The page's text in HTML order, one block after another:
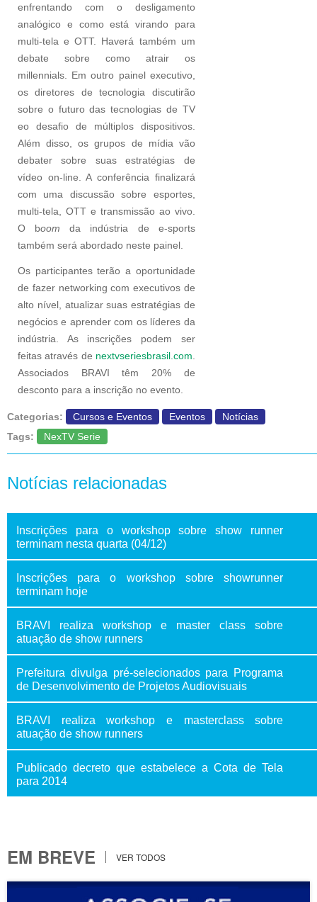
enfrentando com o desligamento
analógico e como está virando para
multi-tela e OTT. Haverá também um
debate sobre como atrair os
millennials. Em outro painel executivo,
os diretores de tecnologia discutirão
sobre o futuro das tecnologias de TV
eo desafio de múltiplos dispositivos.
Além disso, os grupos de mídia vão
debater sobre suas estratégias de
vídeo on-line. A conferência finalizará
com uma discussão sobre esportes,
multi-tela, OTT e transmissão ao vivo.
O boom da indústria de e-sports
também será abordado neste painel.
Os participantes terão a oportunidade
de fazer networking com executivos de
alto nível, atualizar suas estratégias de
negócios e aprender com os líderes da
indústria. As inscrições podem ser
feitas através de nextvseriesbrasil.com
Associados BRAVI têm 20% de
desconto para a inscrição no evento.
Categorias: Cursos e Eventos Eventos
Notícias
Tags:
NexTV Serie
Notícias relacionadas
Inscrições para o workshop sobre show runner
terminam nesta quarta (04/12)
Inscrições para o workshop sobre showrunner
terminam hoje
BRAVI realiza workshop e master class sobre
atuação de show runners
Prefeitura divulga pré-selecionados para Programa
de Desenvolvimento de Projetos Audiovisuais
BRAVI realiza workshop e masterclass sobre
atuação de show runners
Publicado decreto que estabelece a Cota de Tela
para 2014
EM BREVE VER TODOS